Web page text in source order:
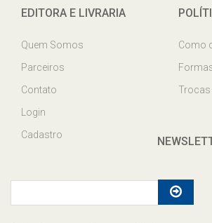
EDITORA E LIVRARIA
Quem Somos
Parceiros
Contato
Login
Cadastro
Como
Trocas